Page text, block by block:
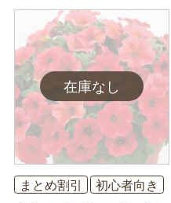
まとめ割引
初心者向き